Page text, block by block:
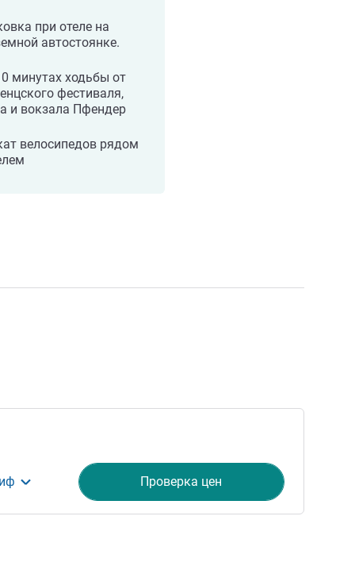
при отеле на
автостоянке.
минутах ходьбы от
фестиваля,
и вокзала Пфендер
велосипедов рядом
Проверка цен